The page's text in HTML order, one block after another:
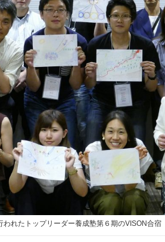
われたトップリーダー養成塾第６期のVISON合宿